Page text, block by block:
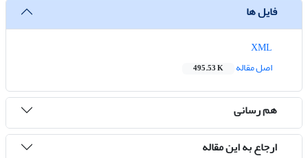
فایل ها
اصل مقاله
495.53 K
هم رسانی
ارجاع به این مقاله